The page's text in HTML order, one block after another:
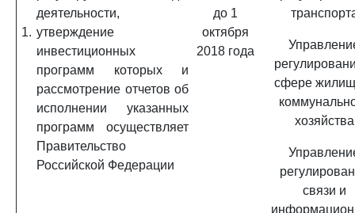
1.
деятельности,
утверждение
инвестиционных
программ которых и
рассмотрение отчетов об
исполнении указанных
программ осуществляет
Правительство
Российской Федерации
до 1
октября
2018 года
сфере
хозяйства
связи и